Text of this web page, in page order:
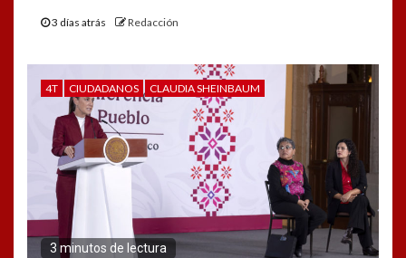
3 días atrás Redacción
4T CIUDADANOS CLAUDIA SHEINBAUM
3 minutos de lectura